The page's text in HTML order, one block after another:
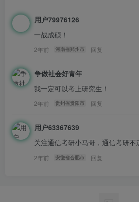
用户79976126
一战成硕！
2年前 河南省郑州市 回复
争做社会好青年
我一定可以考上研究生！
2年前 贵州省贵阳市 回复
用户63367639
关注通信考研小马哥，通信考研不
2年前 安徽省合肥市 回复